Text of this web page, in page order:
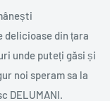
delicioase din țara
unde puteți găsi și
noi speram sa la
DELUMANI.